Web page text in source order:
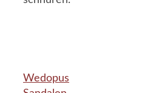
Wedopus